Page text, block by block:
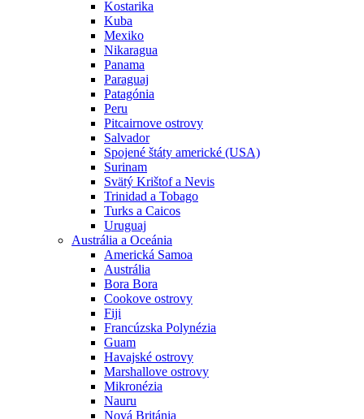
Kostarika
Kuba
Mexiko
Nikaragua
Panama
Paraguaj
Patagónia
Peru
Pitcairnove ostrovy
Salvador
Spojené štáty americké (USA)
Surinam
Svätý Krištof a Nevis
Trinidad a Tobago
Turks a Caicos
Uruguaj
Austrália a Oceánia
Americká Samoa
Austrália
Bora Bora
Cookove ostrovy
Fiji
Francúzska Polynézia
Guam
Havajské ostrovy
Marshallove ostrovy
Mikronézia
Nauru
Nová Británia